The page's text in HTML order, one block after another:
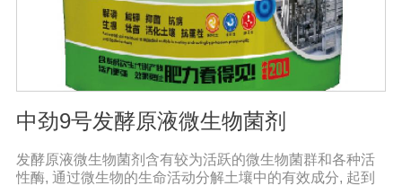
中劲9号发酵原液微生物菌剂
发酵原液微生物菌剂含有较为活跃的微生物菌群和各种活
性酶, 通过微生物的生命活动分解土壤中的有效成分, 起到